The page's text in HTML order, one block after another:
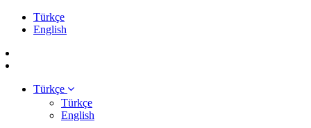
Türkçe
English
Türkçe
Türkçe
English